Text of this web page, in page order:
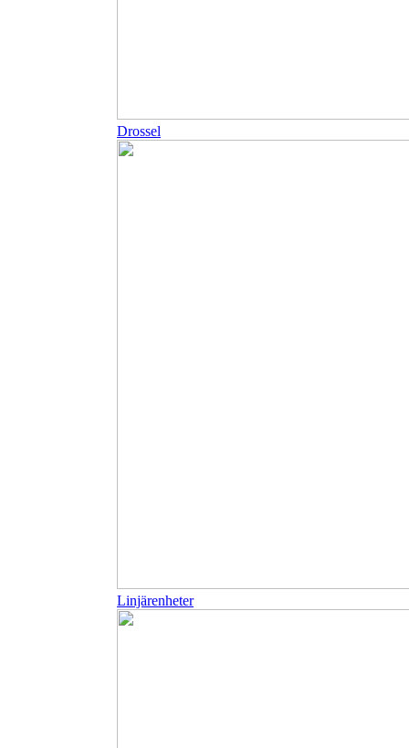
Drossel
Linjärenheter